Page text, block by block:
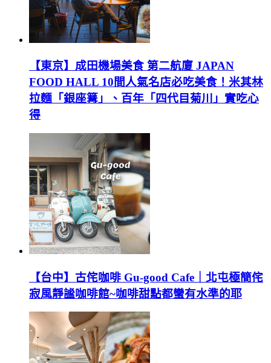
【東京】成田機場美食 第二航廈 JAPAN
FOOD HALL 10間人氣名店必吃美食！米其林
拉麵「銀座篝」、百年「四代目菊川」實吃心
得
【台中】古侘咖啡 Gu-good Cafe｜北屯極簡侘
寂風靜謐咖啡館~咖啡甜點都蠻有水準的耶